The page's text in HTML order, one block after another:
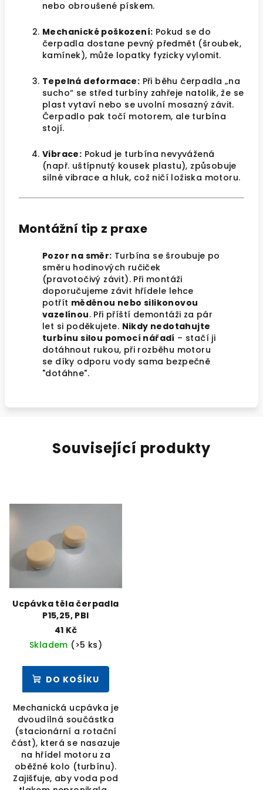
nebo obroušené pískem.
Mechanické poškození: Pokud se do
čerpadla dostane pevný předmět (šroubek,
kamínek), může lopatky fyzicky vylomit.
Tepelná deformace: Při běhu čerpadla „na
sucho“ se střed turbíny zahřeje natolik, že se
plast vytaví nebo se uvolní mosazný závit.
Čerpadlo pak točí motorem, ale turbína
stojí.
Vibrace: Pokud je turbína nevyvážená
(např. uštípnutý kousek plastu), způsobuje
silné vibrace a hluk, což ničí ložiska motoru.
Montážní tip z praxe
Pozor na směr: Turbína se šroubuje po
směru hodinových ručiček
(pravotočivý závit). Při montáži
doporučujeme závit hřídele lehce
potřít měděnou nebo silikonovou
vazelínou. Při příští demontáži za pár
let si poděkujete. Nikdy nedotahujte
turbínu silou pomocí nářadí – stačí ji
dotáhnout rukou, při rozběhu motoru
se díky odporu vody sama bezpečně
"dotáhne".
Související produkty
Ucpávka těla čerpadla
P15,25, PBI
41 Kč
Skladem (>5 ks)
DO KOŠÍKU
Mechanická ucpávka je
dvoudílná součástka
(stacionární a rotační
část), která se nasazuje
na hřídel motoru za
oběžné kolo (turbínu).
Zajišťuje, aby voda pod